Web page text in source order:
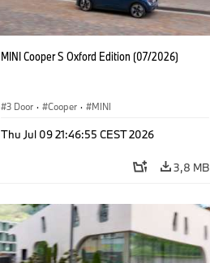
MINI Cooper S Oxford Edition (07/2026)
3 Door · Cooper · MINI
Thu Jul 09 21:46:55 CEST 2026
3,8 MB